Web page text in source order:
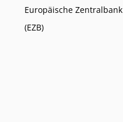
Europäische Zentralbank
(EZB)